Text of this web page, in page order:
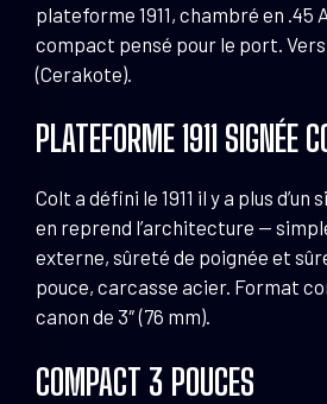
plateforme 1911, chambré en .45
compact pensé pour le port.
(Cerakote).
PLATEFORME 1911 SIGNÉE
Colt a défini le 1911 il y a plus
en reprend l’architecture —
externe, sûreté de poignée et
pouce, carcasse acier. Format
canon de 3″ (76 mm).
COMPACT 3 POUCES